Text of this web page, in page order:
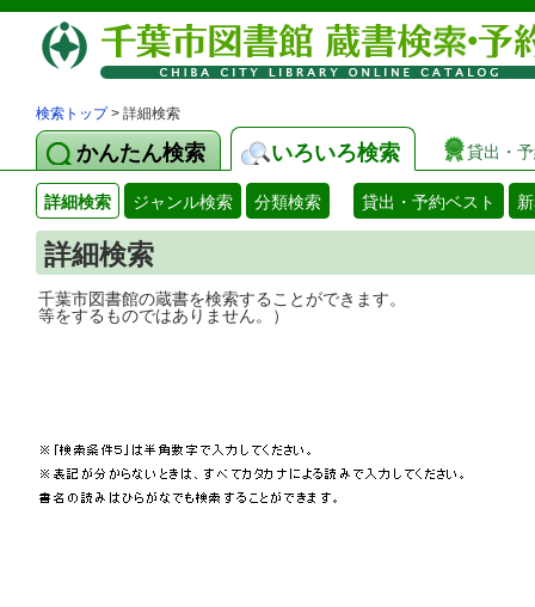
検索トップ> 詳細検索
かんたん検索 いろいろ検索 貸出・
詳細検索 ジャンル検索 分類検索 貸出・予約ベスト
詳細検索
千葉市図書館の蔵書を検索することがで
等をするものではありません。）